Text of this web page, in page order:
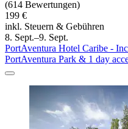
(614 Bewertungen)
199 €
inkl. Steuern & Gebühren
8. Sept.–9. Sept.
PortAventura Hotel Caribe -
PortAventura Park & 1 day